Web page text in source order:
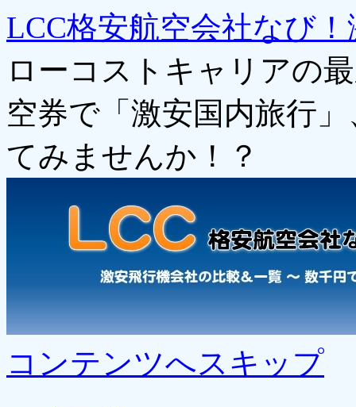
LCC格安航空会社なび
ローコストキャリアの
空券で「激安国内旅行
てみませんか！？
コンテンツへスキップ